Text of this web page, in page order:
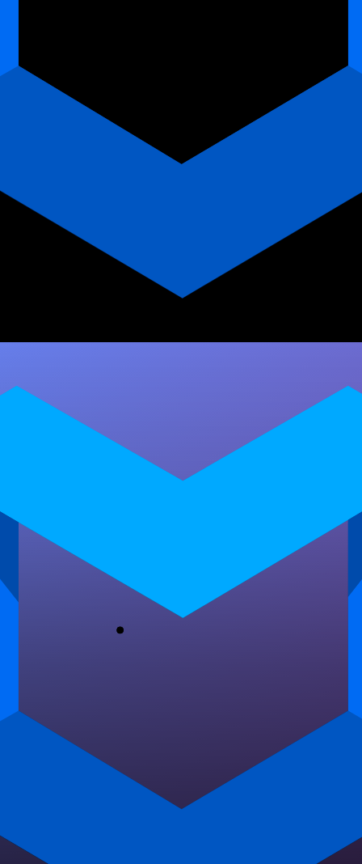
Revolução da Sua Carreira
Descubra como um app para personal trainer
pode gerar receita recorrente, fidelizar alunos
e dar independência profissional. Comece hoje